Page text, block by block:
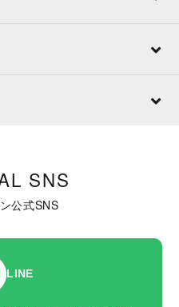
SNS
公式SNS
LINE